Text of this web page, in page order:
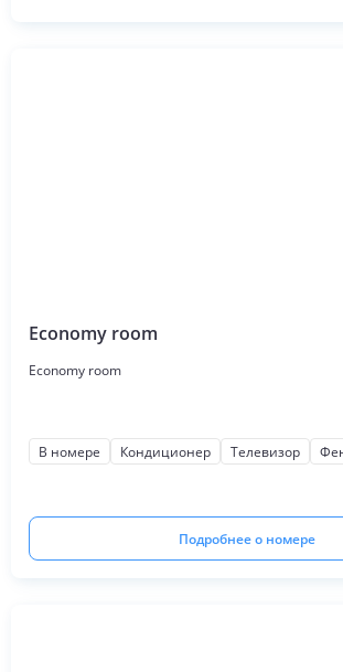
Economy room
Economy room
В номере Кондиционер Телевизор
Подробнее о номере